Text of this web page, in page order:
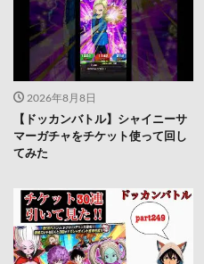
2026年8月8日
【ドッカンバトル】シャイニーサ
マーガチャをチケット使って回し
てみた